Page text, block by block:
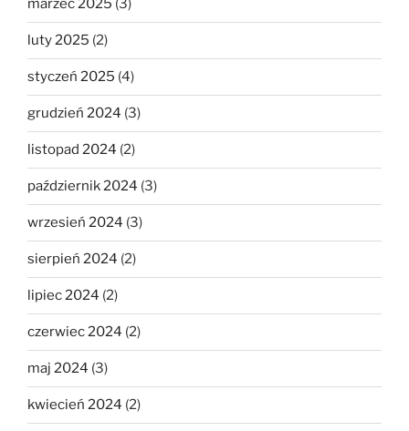
marzec 2025 (3)
luty 2025 (2)
styczeń 2025 (4)
grudzień 2024 (3)
listopad 2024 (2)
październik 2024 (3)
wrzesień 2024 (3)
sierpień 2024 (2)
lipiec 2024 (2)
czerwiec 2024 (2)
maj 2024 (3)
kwiecień 2024 (2)